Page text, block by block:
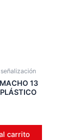
13
carrito